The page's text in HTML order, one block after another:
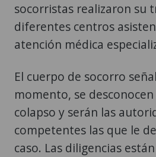
socorristas realizaron su
diferentes centros
atención médica
El cuerpo de socorro
momento, se desconocen
colapso y serán las
competentes las que le
caso. Las diligencias